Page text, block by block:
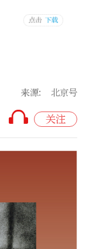
来源: 北京号
关注